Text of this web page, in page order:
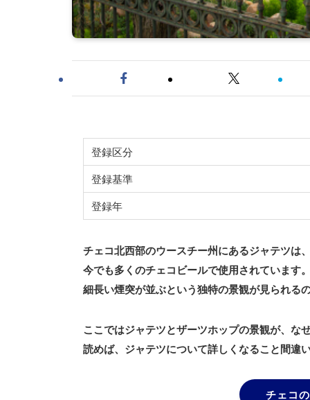
登録区分
登録基準
登録年
チェコ北西部のウースチー州にあるジャテツは
今でも多くのチェコビールで使用されています
細長い煙突が並ぶという独特の景観が見られる
ここではジャテツとザーツホップの景観が、な
読めば、ジャテツについて詳しくなること間違
チェコ